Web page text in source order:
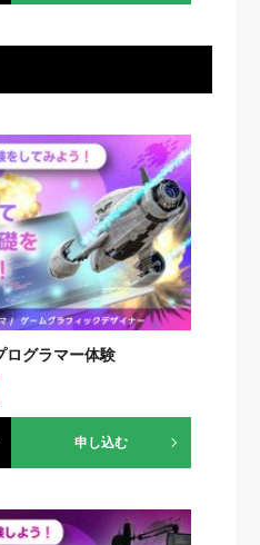
ログラマー体験
申し込む